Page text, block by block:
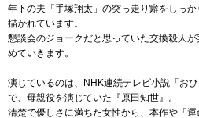
年下の夫「手塚翔太」の突っ走り癖をしっ
描かれています。
懇談会のジョークだと思っていた交換殺人
めていきます。
演じているのは、NHK連続テレビ小説「お
で、母親役を演じていた『原田知世』。
清楚で優しさに満ちた女性から、本作や「